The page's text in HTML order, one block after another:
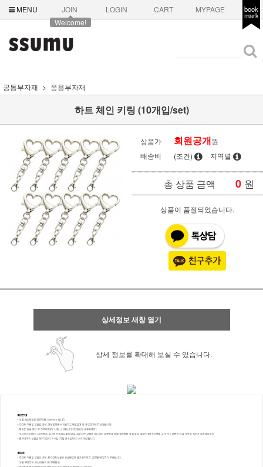
MENU
JOIN
Welcome!
LOGIN CART MYPAGE book
mark
공통부자재 응용부자재
하트 체인 키링 (10개입/set)
상품가 회원공개원
배송비
(조건) 지역별
총 상품 금액 0 원
상품이 품절되었습니다.
상세정보 새창 열기
상세 정보를 확대해 보실 수 있습니다.